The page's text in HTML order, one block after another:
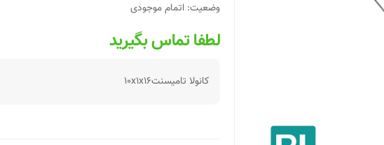
وضعیت: اتمام موجودی
لطفا تماس بگیرید
کانولا تامیسنت10x1x16